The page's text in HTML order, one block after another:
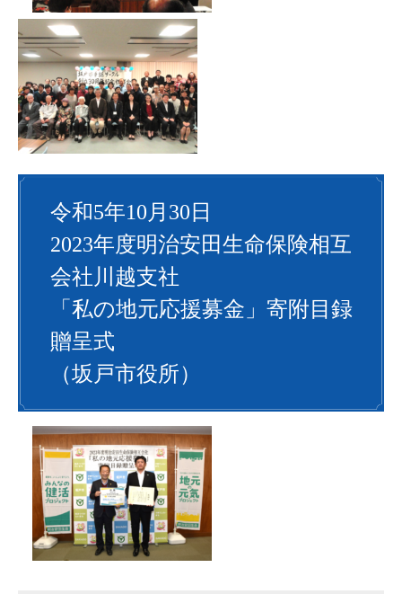
令和5年10月30日
2023年度明治安田生命保険相互
会社川越支社
「私の地元応援募金」寄附目録
贈呈式
（坂戸市役所）​